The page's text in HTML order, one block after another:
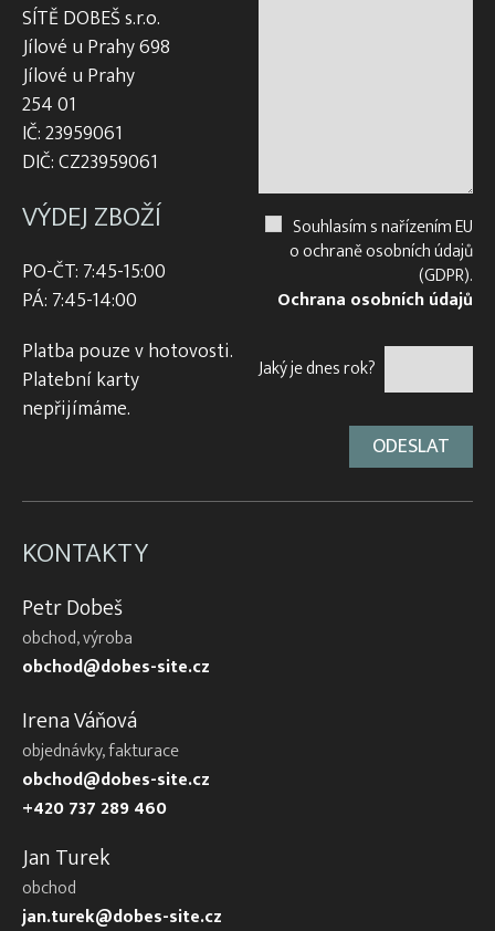
SÍTĚ DOBEŠ s.r.o.
Jílové u Prahy 698
Jílové u Prahy
254 01
IČ: 23959061
DIČ: CZ23959061
VÝDEJ ZBOŽÍ
PO-ČT: 7:45-15:00
PÁ: 7:45-14:00
Platba pouze v hotovosti.
Platební karty
nepřijímáme.
Souhlasím s nařízením EU
o ochraně osobních údajů
(GDPR).
Ochrana osobních údajů
Jaký je dnes rok?
KONTAKTY
Petr Dobeš
obchod, výroba
obchod@dobes-site.cz
Irena Váňová
objednávky, fakturace
obchod@dobes-site.cz
+420 737 289 460
Jan Turek
obchod
jan.turek@dobes-site.cz